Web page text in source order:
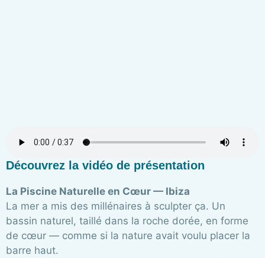
Découvrez la vidéo de présentation
La Piscine Naturelle en Cœur — Ibiza
La mer a mis des millénaires à sculpter ça. Un
bassin naturel, taillé dans la roche dorée, en forme
de cœur — comme si la nature avait voulu placer la
barre haut.